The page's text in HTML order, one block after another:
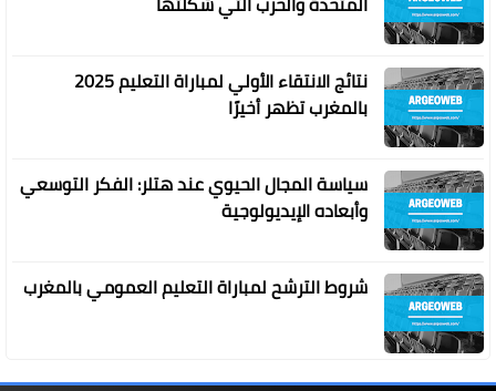
نتائج الانتقاء الأولي لمباراة التعليم 2025
بالمغرب تظهر أخيرًا
سياسة المجال الحيوي عند هتلر: الفكر التوسعي
وأبعاده الإيديولوجية
شروط الترشح لمباراة التعليم العمومي بالمغرب